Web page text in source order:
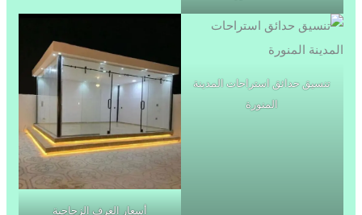
تنسيق حدائق استراحات المدينة
المنورة
أسعار الغرف الزجاجية